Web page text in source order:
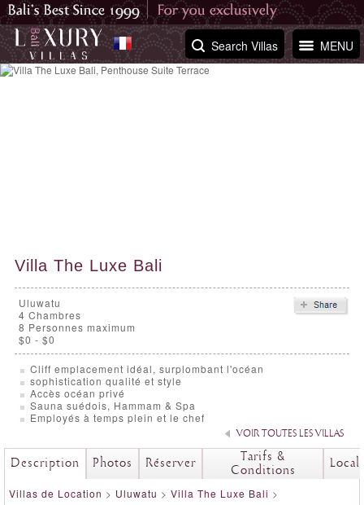
MENU
Search Villas
Villa The Luxe Bali
Uluwatu
4 Chambres
8 Personnes maximum
$0 - $0
Cliff emplacement idéal, surplombant l'océan
sophistication qualité et style
Accès océan privé
Sauna suédois, Hammam & Spa
Employés à temps plein et le chef
VOIR TOUTES LES VILLAS
Description Photos Réserver
Tarifs &
Conditions
Villas de Location > Uluwatu > Villa The Luxe Bali >